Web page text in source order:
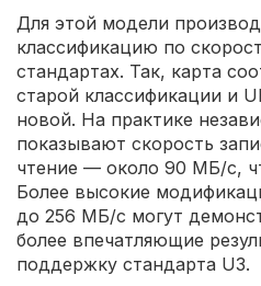
Для этой модели
классификацию по
стандартах. Так, карта
старой классификации и
новой. На практике
показывают скорость
чтение — около 90 МБ/с,
Более высокие
до 256 МБ/с могут
более впечатляющие
поддержку стандарта U3.